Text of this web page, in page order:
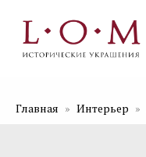
Главная Интерьер